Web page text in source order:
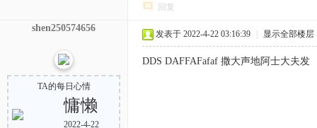
回复
shen250574656
TA的每日心情
慵懒
2022-4-22
发表于 2022-4-22 03:16:39 显示全部楼层
DDS DAFFAFafaf 撒大声地阿士大夫发